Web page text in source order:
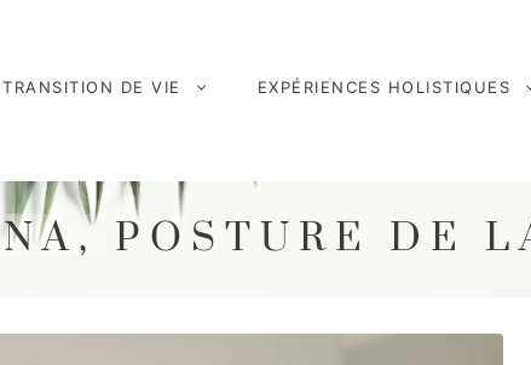
TRANSITION DE VIE EXPÉRIENCES HOLISTIQUES
POSTURE DE